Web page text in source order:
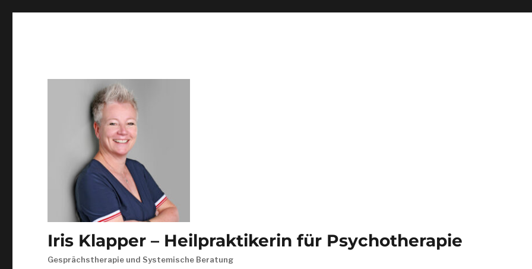
Iris Klapper – Heilpraktikerin für Psychotherapie
Gesprächstherapie und Systemische Beratung